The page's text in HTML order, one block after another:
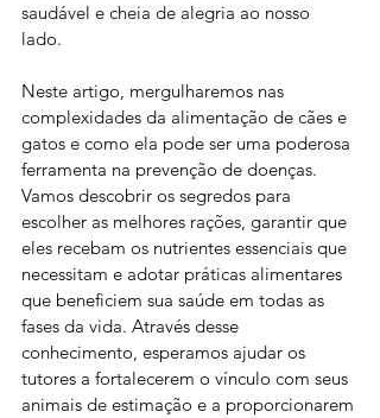
saudável e cheia de alegria ao nosso
lado.
Neste artigo, mergulharemos nas
complexidades da alimentação de cães e
gatos e como ela pode ser uma poderosa
ferramenta na prevenção de doenças.
Vamos descobrir os segredos para
escolher as melhores rações, garantir que
eles recebam os nutrientes essenciais que
necessitam e adotar práticas alimentares
que beneficiem sua saúde em todas as
fases da vida. Através desse
conhecimento, esperamos ajudar os
tutores a fortalecerem o vínculo com seus
animais de estimação e a proporcionarem